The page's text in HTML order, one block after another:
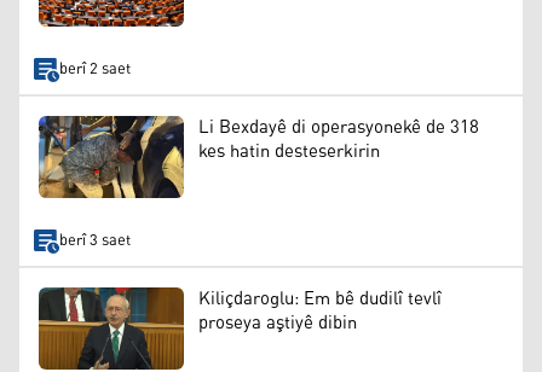
berî 2 saet
Li Bexdayê di operasyonekê de 318
kes hatin desteserkirin
berî 3 saet
Kiliçdaroglu: Em bê dudilî tevlî
proseya aştiyê dibin